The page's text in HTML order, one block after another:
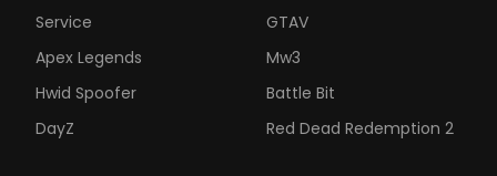
Service
Apex Legends
Hwid Spoofer
DayZ
GTAV
Mw3
Battle Bit
Red Dead Redemption 2